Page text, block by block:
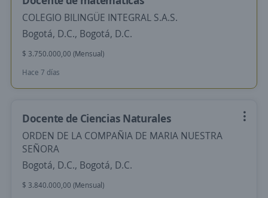
COLEGIO BILINGÜE INTEGRAL S.A.S.
Bogotá, D.C., Bogotá, D.C.
$ 3.750.000,00 (Mensual)
Hace 7 días
Docente de Ciencias Naturales
ORDEN DE LA COMPAÑIA DE MARIA NUESTRA
SEÑORA
Bogotá, D.C., Bogotá, D.C.
$ 3.840.000,00 (Mensual)